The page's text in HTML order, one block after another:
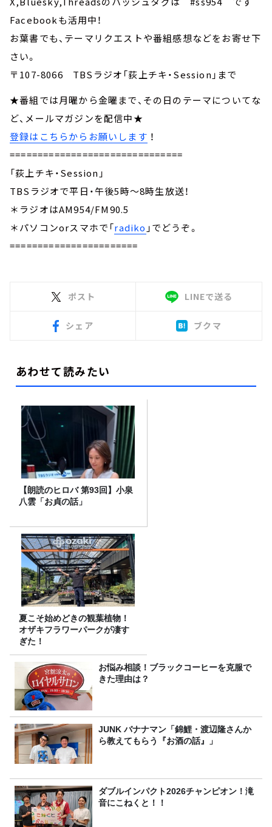
Facebookも活用中！
お葉書でも、テーマリクエストや番組感想などをお寄せ下
さい。
〒107-8066 TBSラジオ「荻上チキ・Session」まで
★番組では月曜から金曜まで、その日のテーマについてな
ど、メールマガジンを配信中★
登録はこちらからお願いします ！
===============================
「荻上チキ・Session」
TBSラジオで平日・午後5時～8時生放送！
＊ラジオはAM954/FM90.5
＊パソコンorスマホで「radiko 」でどうぞ。
=======================
ポスト LINEで送る
シェア ブクマ
あわせて読みたい
【朗読のヒロバ 第93回】小泉
八雲「お貞の話」
夏こそ始めどきの観葉植物！
オザキフラワーパークが凄す
ぎた！
お悩み相談！ブラックコーヒーを克服で
きた理由は？
JUNK バナナマン「錦鯉・渡辺隆さんか
ら教えてもらう『お酒の話』」
ダブルインパクト2026チャンピオン！滝
音にこねくと！！